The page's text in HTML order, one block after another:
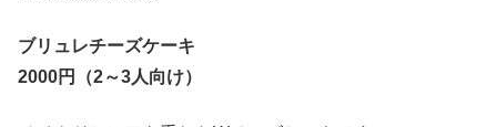
ブリュレチーズケーキ
2000円（2～3人向け）